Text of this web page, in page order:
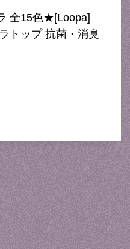
全15色★[Loopa]
トップ 抗菌・消臭